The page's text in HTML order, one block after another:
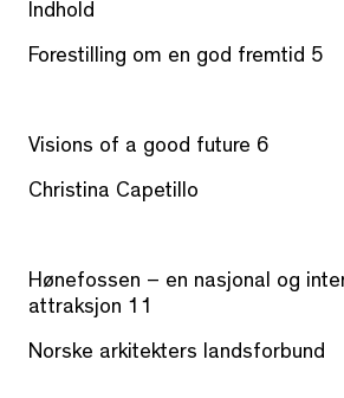
Indhold
Forestilling om en god fremtid 5
Visions of a good future 6
Christina Capetillo
Hønefossen – en nasjonal og
attraksjon 11
Norske arkitekters landsforbund